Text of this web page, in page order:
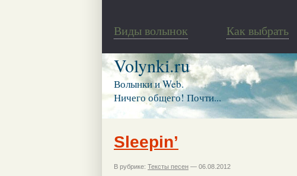
Виды волынок Как выбрать
Volynki.ru
Волынки и Web.
Ничего общего! Почти...
Sleepin’
В рубрике: Тексты песен — 06.08.2012